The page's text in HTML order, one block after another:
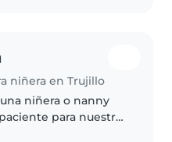
niñera en Trujillo
niñera o nanny
para nuestro